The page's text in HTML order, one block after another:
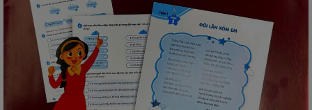
SÁCH
THIẾU
SÁCH
TIẾNG
SÁCH